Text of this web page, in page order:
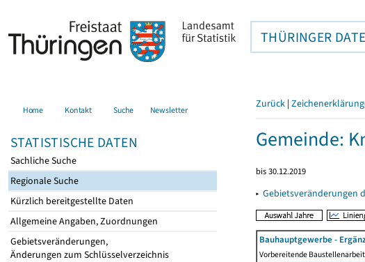
THÜRINGER
Home Kontakt Suche Newsletter
STATISTISCHE DATEN
Sachliche Suche
Regionale Suche
Kürzlich bereitgestellte Daten
Allgemeine Angaben, Zuordnungen
Gebietsveränderungen,
Änderungen zum Schlüsselverzeichnis
Zurück |
Gemeinde:
bis 30.12.2019
▸ Gebietsveränderungen
Bauhauptgewerbe -
Vorbereitende